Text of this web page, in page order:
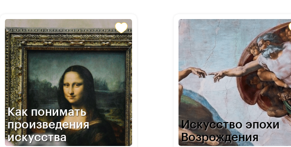
Как понимать
произведения
искусства
Искусство эпохи
Возрождения